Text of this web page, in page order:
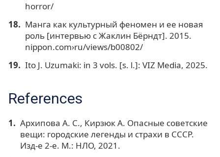
horror/
Манга как культурный феномен и ее новая
роль [интервью с Жаклин Бёрндт]. 2015.
nippon.com›ru/views/b00802/
Ito J. Uzumaki: in 3 vols. [s. l.]: VIZ Media, 2025.
References
Архипова А. С., Кирзюк А. Опасные советские
вещи: городские легенды и страхи в СССР.
Изд-е 2-е. М.: НЛО, 2021.